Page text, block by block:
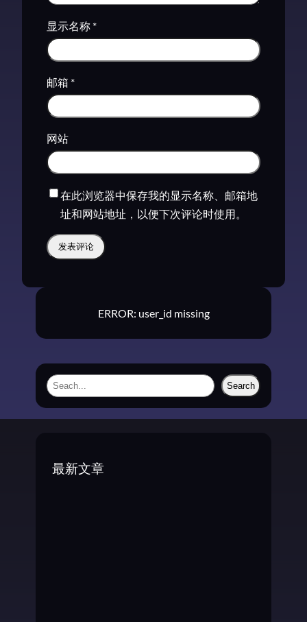
显示名称 *
邮箱 *
网站
在此浏览器中保存我的显示名称、邮箱地
址和网站地址，以便下次评论时使用。
ERROR: user_id missing
S
a
Search
最新文章